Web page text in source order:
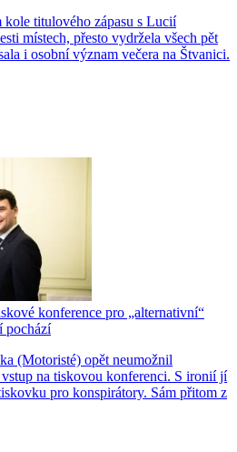
titulového zápasu s Lucií
místech, přesto vydržela všech pět
i osobní význam večera na Štvanici.
konference pro „alternativní“
pochází
(Motoristé) opět neumožnil
na tiskovou konferenci. S ironií jí
pro konspirátory. Sám přitom z